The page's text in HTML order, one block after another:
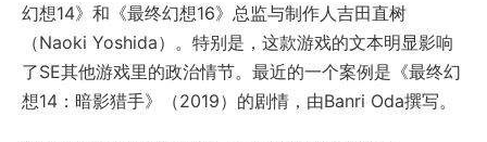
幻想14》和《最终幻想16》总监与制作人吉田直树
（Naoki Yoshida）。特别是，这款游戏的文本明显影响
了SE其他游戏里的政治情节。最近的一个案例是《最终幻
想14：暗影猎手》（2019）的剧情，由Banri Oda撰写。